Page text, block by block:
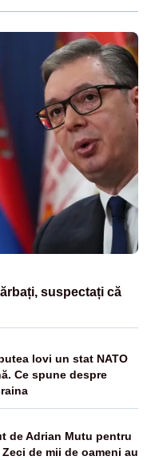
suspectați că
lovi un stat NATO
Ce spune despre
de Adrian Mutu pentru
de mii de oameni au